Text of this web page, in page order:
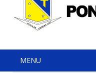
MENU